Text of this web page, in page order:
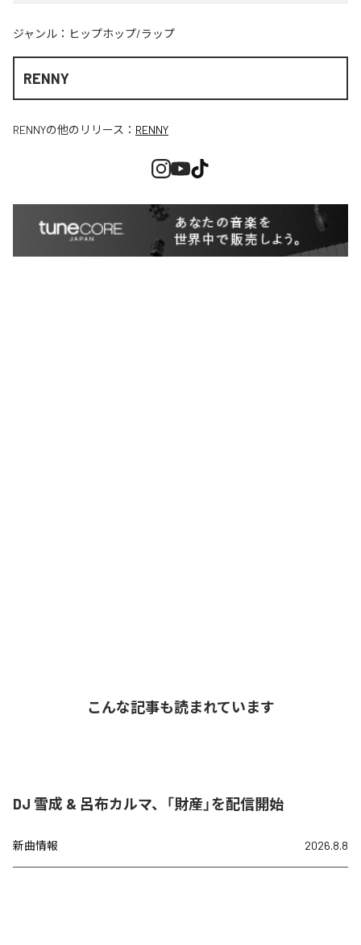
ジャンル： ヒップホップ/ラップ
RENNY
RENNYの他のリリース： RENNY
こんな記事も読まれています
DJ 雪成 & 呂布カルマ、「財産」を配信開始
新曲情報 2026.8.8